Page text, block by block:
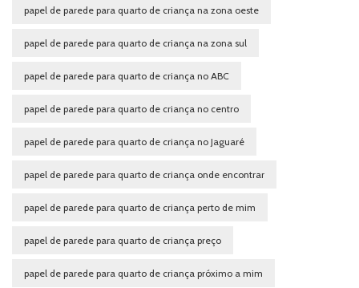
papel de parede para quarto de criança na zona oeste
papel de parede para quarto de criança na zona sul
papel de parede para quarto de criança no ABC
papel de parede para quarto de criança no centro
papel de parede para quarto de criança no Jaguaré
papel de parede para quarto de criança onde encontrar
papel de parede para quarto de criança perto de mim
papel de parede para quarto de criança preço
papel de parede para quarto de criança próximo a mim